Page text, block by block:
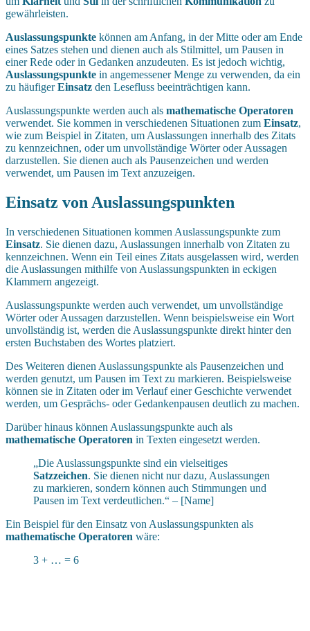
gewährleisten.
Auslassungspunkte können am Anfang, in der Mitte oder am Ende
eines Satzes stehen und dienen auch als Stilmittel, um Pausen in
einer Rede oder in Gedanken anzudeuten. Es ist jedoch wichtig,
Auslassungspunkte in angemessener Menge zu verwenden, da ein
zu häufigerEinsatz den Lesefluss beeinträchtigen kann.
Auslassungspunkte werden auch als mathematische Operatoren
verwendet. Sie kommen in verschiedenen Situationen zum Einsatz,
wie zum Beispiel in Zitaten, um Auslassungen innerhalb des Zitats
zu kennzeichnen, oder um unvollständige Wörter oder Aussagen
darzustellen. Sie dienen auch als Pausenzeichen und werden
verwendet, um Pausen im Text anzuzeigen.
Einsatz von Auslassungspunkten
In verschiedenen Situationen kommen Auslassungspunkte zum
Einsatz. Sie dienen dazu, Auslassungen innerhalb von Zitaten zu
kennzeichnen. Wenn ein Teil eines Zitats ausgelassen wird, werden
die Auslassungen mithilfe von Auslassungspunkten in eckigen
Klammern angezeigt.
Auslassungspunkte werden auch verwendet, um unvollständige
Wörter oder Aussagen darzustellen. Wenn beispielsweise ein Wort
unvollständig ist, werden die Auslassungspunkte direkt hinter den
ersten Buchstaben des Wortes platziert.
Des Weiteren dienen Auslassungspunkte als Pausenzeichen und
werden genutzt, um Pausen im Text zu markieren. Beispielsweise
können sie in Zitaten oder im Verlauf einer Geschichte verwendet
werden, um Gesprächs- oder Gedankenpausen deutlich zu machen.
Darüber hinaus können Auslassungspunkte auch als
mathematische Operatoren in Texten eingesetzt werden.
„Die Auslassungspunkte sind ein vielseitiges
Satzzeichen. Sie dienen nicht nur dazu, Auslassungen
zu markieren, sondern können auch Stimmungen und
Pausen im Text verdeutlichen.“ – [Name]
Ein Beispiel für den Einsatz von Auslassungspunkten als
mathematische Operatoren wäre:
3 + … = 6